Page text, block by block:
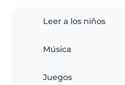
Leer a los niños
Música
Juegos